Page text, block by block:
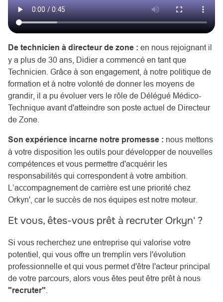
De technicien à directeur de zone : en nous rejoignant il
y a plus de 30 ans, Didier a commencé en tant que
Technicien. Grâce à son engagement, à notre politique de
formation et à notre volonté de donner les moyens de
grandir, il a pu évoluer vers le rôle de Délégué Médico-
Technique avant d'atteindre son poste actuel de Directeur
de Zone.
Son expérience incarne notre promesse : nous mettons
à votre disposition les outils pour développer de nouvelles
compétences et vous permettre d'acquérir les
responsabilités qui correspondent à votre ambition.
L’accompagnement de carrière est une priorité chez
Orkyn', car le succès de nos équipes est notre moteur.
Et vous, êtes-vous prêt à recruter Orkyn' ?
Si vous recherchez une entreprise qui valorise votre
potentiel, qui vous offre un tremplin vers l'évolution
professionnelle et qui vous permet d'être l'acteur principal
de votre parcours, alors vous êtes peut être prêt à nous
"recruter"